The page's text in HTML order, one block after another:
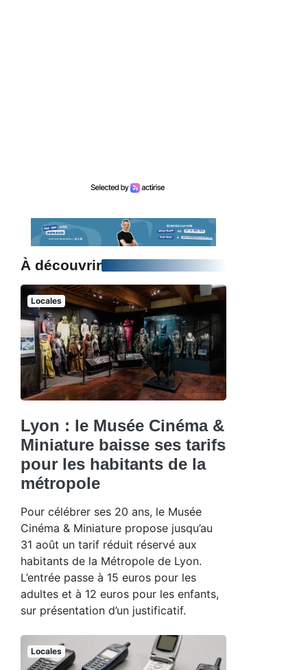
À découvrir
Locales
Lyon : le Musée Cinéma &
Miniature baisse ses tarifs
pour les habitants de la
métropole
Pour célébrer ses 20 ans, le Musée
Cinéma & Miniature propose jusqu’au
31 août un tarif réduit réservé aux
habitants de la Métropole de Lyon.
L’entrée passe à 15 euros pour les
adultes et à 12 euros pour les enfants,
sur présentation d’un justificatif.
Locales